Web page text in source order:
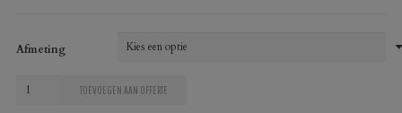
Afmeting
Outdoorbank
TOEVOEGEN AAN OFFERTE